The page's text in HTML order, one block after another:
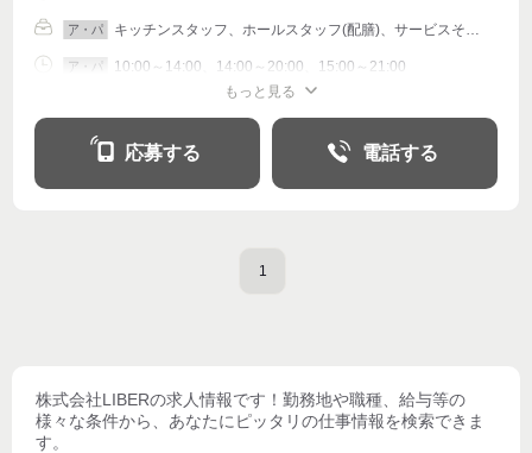
ア・パ キッチンスタッフ、ホールスタッフ(配膳)、サービスその他
ア・パ 10:00～14:00、14:00～20:00、15:00～21:00
もっと見る
応募する 電話する
1
株式会社LIBERの求人情報です！勤務地や職種、給与等の
様々な条件から、あなたにピッタリの仕事情報を検索できま
す。